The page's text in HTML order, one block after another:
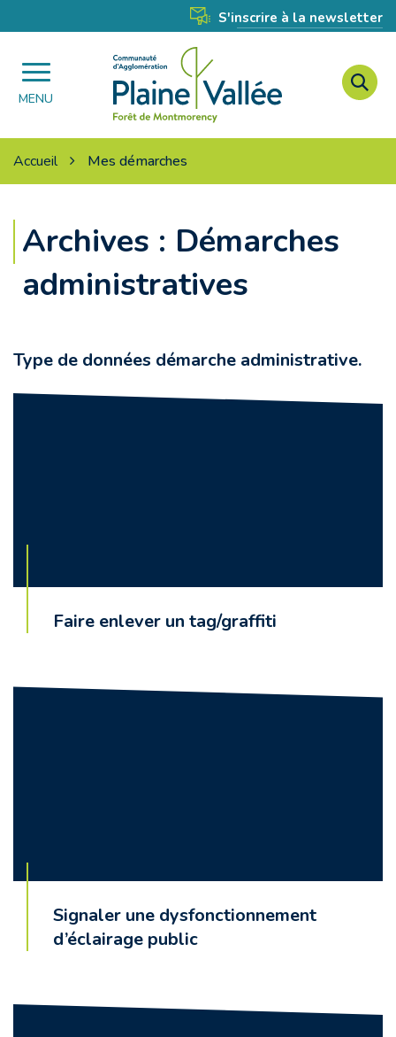
S'inscrire à la newsletter
MENU
Agglomération
Plaine
Vallée
Accueil Mes démarches
Archives : Démarches
administratives
Type de données démarche administrative.
Faire enlever un tag/graffiti
Signaler une dysfonctionnement
d’éclairage public